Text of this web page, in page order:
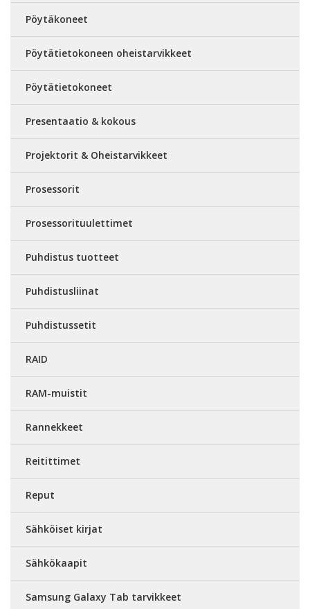
Pöytäkoneet
Pöytätietokoneen oheistarvikkeet
Pöytätietokoneet
Presentaatio & kokous
Projektorit & Oheistarvikkeet
Prosessorit
Prosessorituulettimet
Puhdistus tuotteet
Puhdistusliinat
Puhdistussetit
RAID
RAM-muistit
Rannekkeet
Reitittimet
Reput
Sähköiset kirjat
Sähkökaapit
Samsung Galaxy Tab tarvikkeet